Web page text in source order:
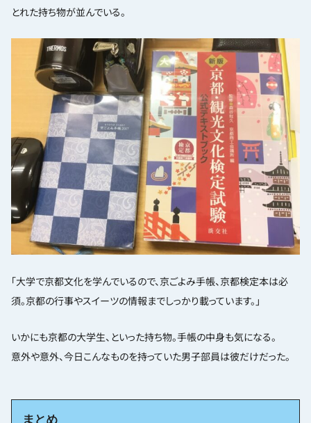
とれた持ち物が並んでいる。
「大学で京都文化を学んでいるので、京ごよみ手帳、京都検定本は必
須。京都の行事やスイーツの情報までしっかり載っています。」
いかにも京都の大学生、といった持ち物。手帳の中身も気になる。
意外や意外、今日こんなものを持っていた男子部員は彼だけだった。
まとめ